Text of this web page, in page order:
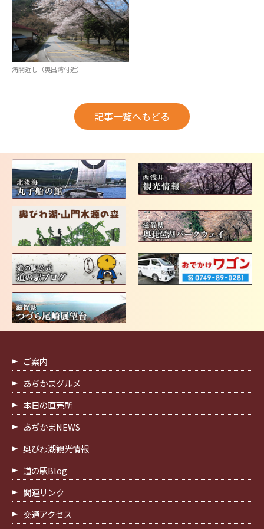
満開近し（奥出湾付近）
記事一覧へもどる
ご案内
あぢかまグルメ
本日の直売所
あぢかまNEWS
奥びわ湖観光情報
道の駅Blog
関連リンク
交通アクセス